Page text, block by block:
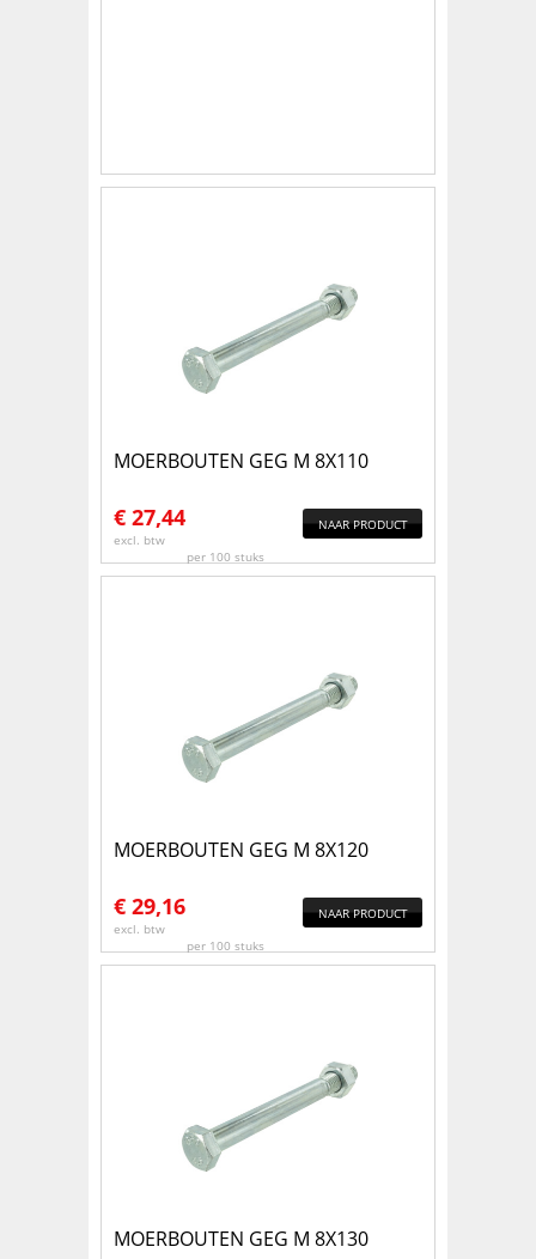
MOERBOUTEN GEG M 8X110
€ 27,44
excl. btw
per 100 stuks
NAAR PRODUCT
MOERBOUTEN GEG M 8X120
€ 29,16
excl. btw
per 100 stuks
NAAR PRODUCT
MOERBOUTEN GEG M 8X130